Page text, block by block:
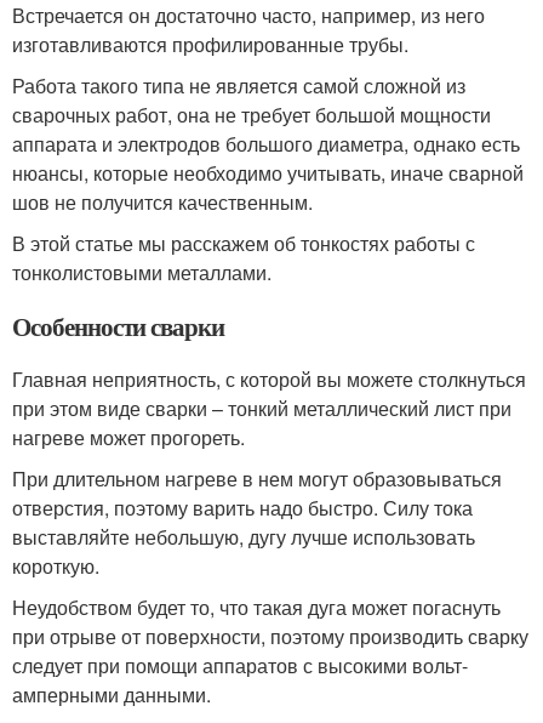
Встречается он достаточно часто, например, из него
изготавливаются профилированные трубы.
Работа такого типа не является самой сложной из
сварочных работ, она не требует большой мощности
аппарата и электродов большого диаметра, однако есть
нюансы, которые необходимо учитывать, иначе сварной
шов не получится качественным.
В этой статье мы расскажем об тонкостях работы с
тонколистовыми металлами.
Особенности сварки
Главная неприятность, с которой вы можете столкнуться
при этом виде сварки – тонкий металлический лист при
нагреве может прогореть.
При длительном нагреве в нем могут образовываться
отверстия, поэтому варить надо быстро. Силу тока
выставляйте небольшую, дугу лучше использовать
короткую.
Неудобством будет то, что такая дуга может погаснуть
при отрыве от поверхности, поэтому производить сварку
следует при помощи аппаратов с высокими вольт-
амперными данными.